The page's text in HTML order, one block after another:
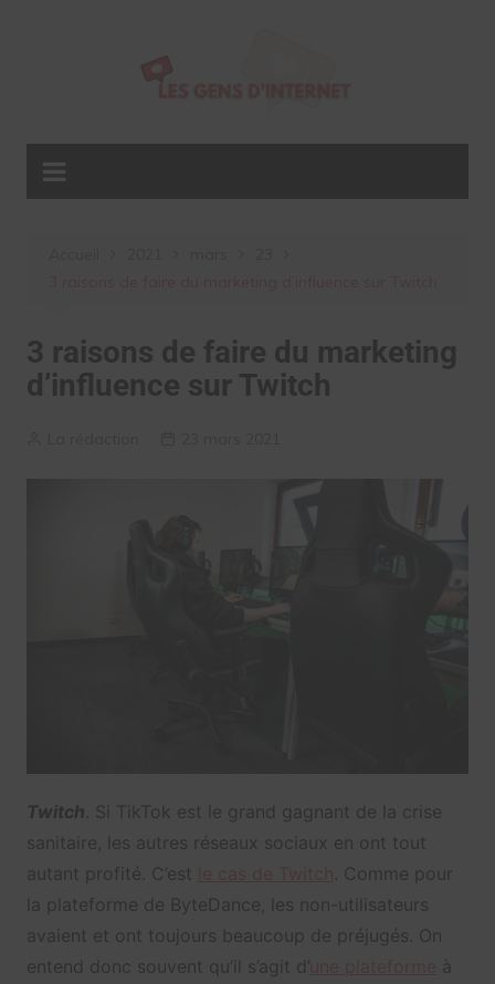
3 raisons de faire du marketing
d’influence sur Twitch
Twitch . Si TikTok est le grand gagnant de la crise
sanitaire, les autres réseaux sociaux en ont tout
autant profité. C’est
. Comme pour
la plateforme de ByteDance, les non-utilisateurs
avaient et ont toujours beaucoup de préjugés. On
entend donc souvent qu’il s’agit d’une plateforme
à